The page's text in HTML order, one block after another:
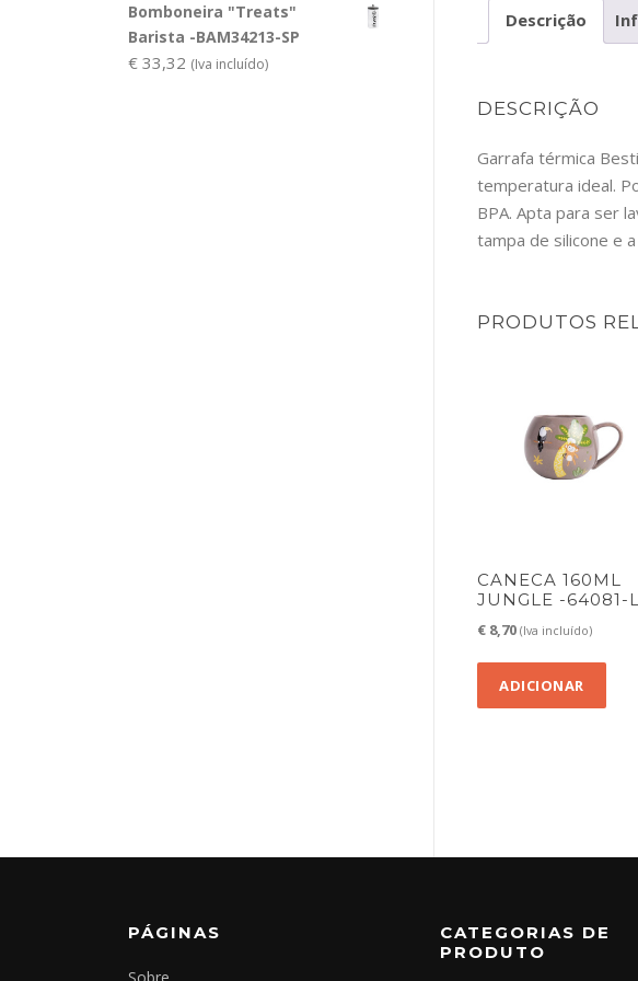
Descrição
DESCRIÇÃO
Garrafa térmica
temperatura ideal.
BPA. Apta para ser
tampa de silicone e
PRODUTOS
CANECA 160ML
JUNGLE -64081-
€ 8,70 (Iva incluído)
ADICIONAR
Bomboneira "Treats"
Barista -BAM34213-SP
€ 33,32 (Iva incluído)
PÁGINAS
CATEGORIAS DE
PRODUTO